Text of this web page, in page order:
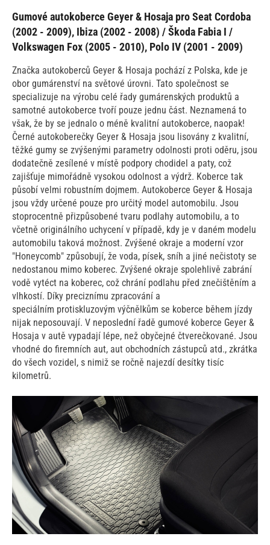
Gumové autokoberce Geyer & Hosaja pro Seat Cordoba
(2002 - 2009), Ibiza (2002 - 2008) / Škoda Fabia I /
Volkswagen Fox (2005 - 2010), Polo IV (2001 - 2009)
Značka autokoberců Geyer & Hosaja pochází z Polska, kde je
obor gumárenství na světové úrovni. Tato společnost se
specializuje na výrobu celé řady gumárenských produktů a
samotné autokoberce tvoří pouze jednu část. Neznamená to
však, že by se jednalo o méně kvalitní autokoberce, naopak!
Černé autokoberečky Geyer & Hosaja jsou lisovány z kvalitní,
těžké gumy se zvýšenými parametry odolnosti proti oděru, jsou
dodatečně zesílené v místě podpory chodidel a paty, což
zajišťuje mimořádně vysokou odolnost a výdrž. Koberce tak
působí velmi robustním dojmem. Autokoberce Geyer & Hosaja
jsou vždy určené pouze pro určitý model automobilu. Jsou
stoprocentně přizpůsobené tvaru podlahy automobilu, a to
včetně originálního uchycení v případě, kdy je v daném modelu
automobilu taková možnost. Zvýšené okraje a moderní vzor
"Honeycomb" způsobují, že voda, písek, sníh a jiné nečistoty se
nedostanou mimo koberec. Zvýšené okraje spolehlivě zabrání
vodě vytéct na koberec, což chrání podlahu před znečištěním a
vlhkostí. Díky preciznímu zpracování a
speciálním protiskluzovým výčnělkům se koberce během jízdy
nijak neposouvají. V neposlední řadě gumové koberce Geyer &
Hosaja v autě vypadají lépe, než obyčejné čtverečkované. Jsou
vhodné do firemních aut, aut obchodních zástupců atd., zkrátka
do všech vozidel, s nimiž se ročně najezdí desítky tisíc
kilometrů.